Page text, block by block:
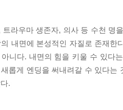
트라우마 생존자, 의사 등 수천 명
내면에 본성적인 자질로 존재
니다. 내면의 힘을 키울 수 있다
롭게 엔딩을 써내려갈 수 있다
.